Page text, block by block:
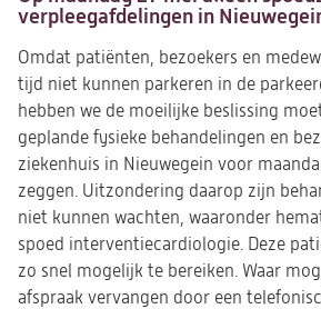
verpleegafdelingen in
Omdat patiënten, bezoekers en
tijd niet kunnen parkeren in de
hebben we de moeilijke beslissing
geplande fysieke behandelingen en
ziekenhuis in Nieuwegein voor
zeggen. Uitzondering daarop zijn
niet kunnen wachten, waaronder
spoed interventiecardiologie. Deze
zo snel mogelijk te bereiken. Waar
afspraak vervangen door een